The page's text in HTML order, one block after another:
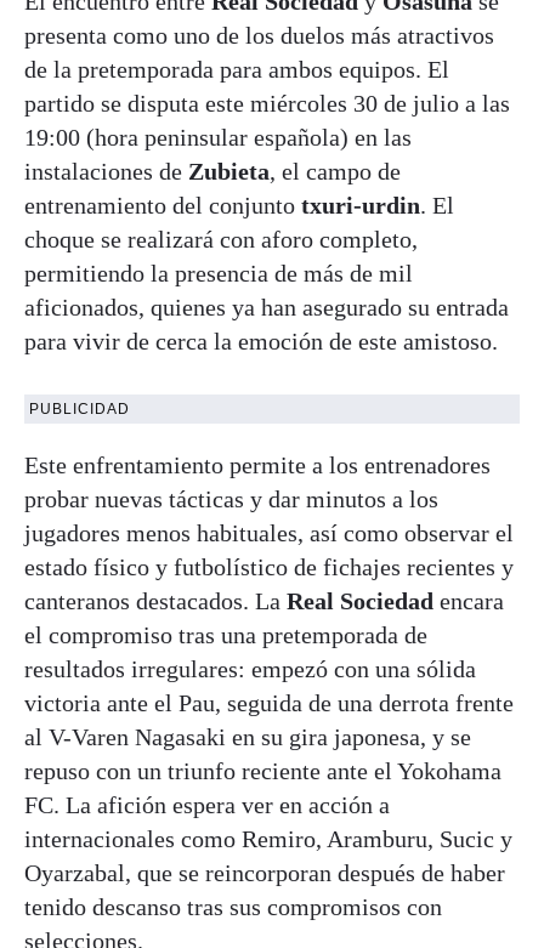
presenta como uno de los duelos más atractivos
de la pretemporada para ambos equipos. El
partido se disputa este miércoles 30 de julio a las
19:00 (hora peninsular española) en las
instalaciones de Zubieta, el campo de
entrenamiento del conjunto txuri-urdin. El
choque se realizará con aforo completo,
permitiendo la presencia de más de mil
aficionados, quienes ya han asegurado su entrada
para vivir de cerca la emoción de este amistoso.
PUBLICIDAD
Este enfrentamiento permite a los entrenadores
probar nuevas tácticas y dar minutos a los
jugadores menos habituales, así como observar el
estado físico y futbolístico de fichajes recientes y
canteranos destacados. La Real Sociedad encara
el compromiso tras una pretemporada de
resultados irregulares: empezó con una sólida
victoria ante el Pau, seguida de una derrota frente
al V-Varen Nagasaki en su gira japonesa, y se
repuso con un triunfo reciente ante el Yokohama
FC. La afición espera ver en acción a
internacionales como Remiro, Aramburu, Sucic y
Oyarzabal, que se reincorporan después de haber
tenido descanso tras sus compromisos con
selecciones.